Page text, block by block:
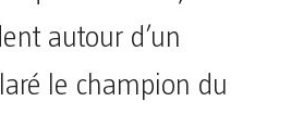
autour d’un
le champion du